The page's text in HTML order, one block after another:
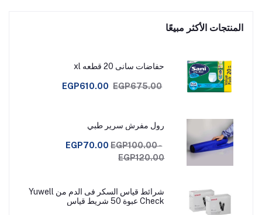
المنتجات الأكثر مبيعًا
حفاضات سانى 20 قطعه xl
EGP610.00 EGP675.00
رول مفرش سرير طبي
EGP70.00 EGP100.00 -
EGP120.00
شرائط قياس السكر فى الدم من Yuwell
Check عبوة 50 شريط قياس